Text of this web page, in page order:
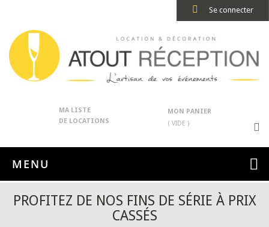
Se connecter
MA LISTE
DE LOCATIONS
MON PANIER
( VIDE )
MENU
PROFITEZ DE NOS FINS DE SÉRIE À PRIX
CASSÉS